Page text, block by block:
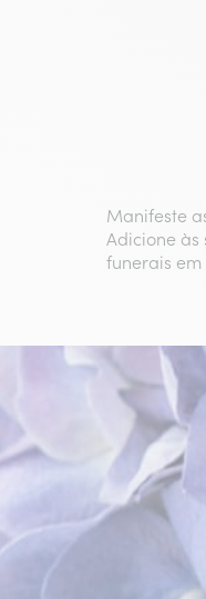
Manifeste
Adicione
funerais